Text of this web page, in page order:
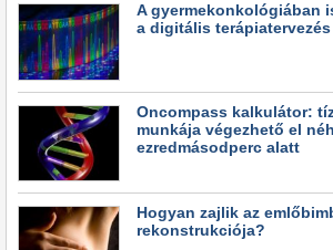
A gyermekonkológiában
a digitális terápiatervezés
Oncompass kalkulátor:
munkája végezhető el
ezredmásodperc alatt
Hogyan zajlik az
rekonstrukciója?